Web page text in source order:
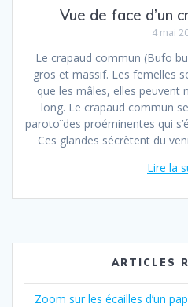
Vue de face d’un
4 mai
Le crapaud commun (Bufo
gros et massif. Les femelles
que les mâles, elles peuvent
long. Le crapaud commun
parotoïdes proéminentes qui
Ces glandes sécrètent du
Lire la
ARTICLES
Zoom sur les écailles d’un